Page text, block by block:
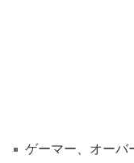
ゲーマー、オーバ